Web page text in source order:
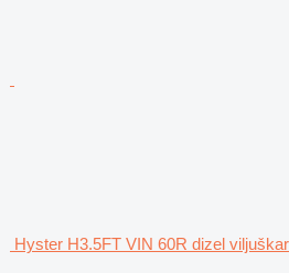
Hyster H3.5FT VIN 60R dizel viljuškar